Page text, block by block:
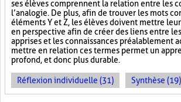
ses élèves comprennent la relation entre les
l’analogie. De plus, afin de trouver les mots
éléments Y et Z, les élèves doivent mettre
en perspective afin de créer des liens entre
apprises et les connaissances préalablement
mettre en relation ces termes permet un
profond, et donc plus durable.
Réflexion individuelle (31) Synthèse (19)